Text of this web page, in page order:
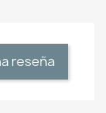
reseña